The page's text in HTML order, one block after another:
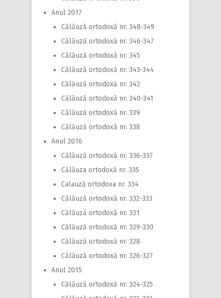
Anul 2017
Călăuză ortodoxă nr. 348-349
Călăuză ortodoxă nr. 346-347
Călăuză ortodoxă nr. 345
Călăuză ortodoxă nr. 343-344
Călăuză ortodoxă nr. 342
Călăuză ortodoxă nr. 340-341
Călăuză ortodoxă nr. 339
Călăuză ortodoxă nr. 338
Anul 2016
Călăuză ortodoxă nr. 336-337
Călăuza ortodoxă nr. 335
Calauză ortodoxa nr. 334
Călăuză ortodoxă nr. 332-333
Călăuză ortodoxă nr. 331
Călăuză ortodoxă nr. 329-330
Călăuză ortodoxă nr. 328
Călăuză ortodoxă nr. 326-327
Anul 2015
Călăuză ortodoxă nr. 324-325